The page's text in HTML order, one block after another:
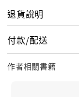
此輯是由聯合公園
奇製作人暨搖滾
花費整整超過14
曲，100多首的
退貨說明
付款/配送
作者相關書籍